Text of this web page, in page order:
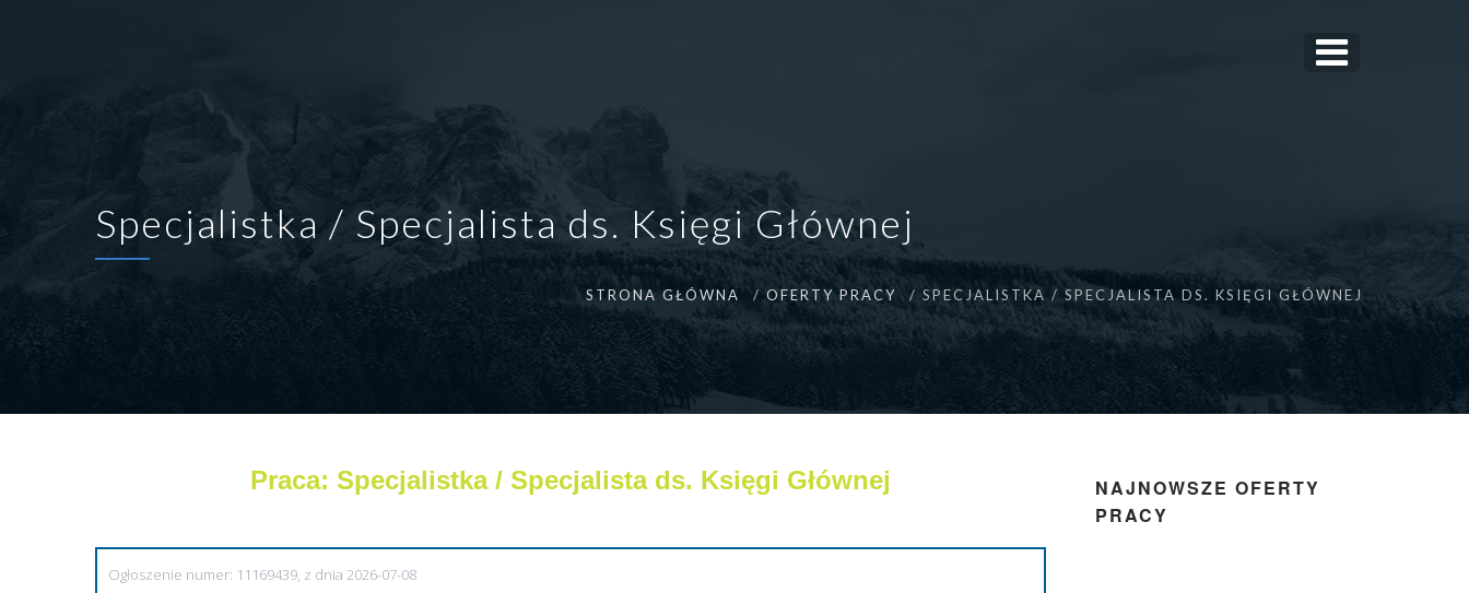
Specjalistka / Specjalista ds. Księgi Głównej
STRONA GŁÓWNA OFERTY PRACY SPECJALISTKA / SPECJALISTA DS. KSIĘGI GŁÓWNEJ
Praca: Specjalistka / Specjalista ds. Księgi Głównej
Ogłoszenie numer: 11169439, z dnia 2026-07-08
NAJNOWSZE OFERTY
PRACY